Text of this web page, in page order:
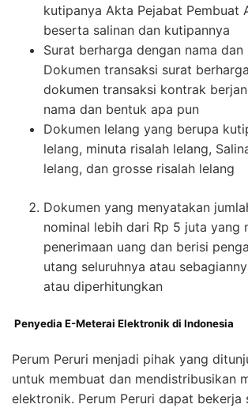
kutipanya Akta Pejabat Pembuat
beserta salinan dan kutipannya
Surat berharga dengan nama
Dokumen transaksi surat
dokumen transaksi kontrak
nama dan bentuk apa pun
Dokumen lelang yang berupa
lelang, minuta risalah lelang,
lelang, dan grosse risalah lelang
Dokumen yang menyatakan
nominal lebih dari Rp 5 juta yang
penerimaan uang dan berisi
utang seluruhnya atau
atau diperhitungkan
Penyedia E-Meterai Elektronik di Indonesia
Perum Peruri menjadi pihak yang
untuk membuat dan mendistribusikan
elektronik. Perum Peruri dapat bekerja